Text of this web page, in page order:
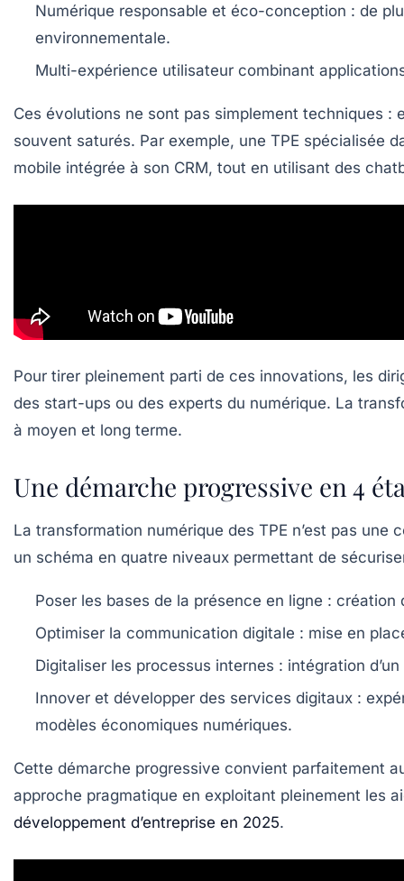
Numérique responsable et éco-conception : de
environnementale.
Multi-expérience utilisateur combinant
Ces évolutions ne sont pas simplement techniques
souvent saturés. Par exemple, une TPE spécialisée
mobile intégrée à son CRM, tout en utilisant des
Pour tirer pleinement parti de ces innovations, les
des start-ups ou des experts du numérique. La
à moyen et long terme.
Une démarche progressive en 4
La transformation numérique des TPE n’est pas une
un schéma en quatre niveaux permettant de
Poser les bases de la présence en ligne : création
Optimiser la communication digitale : mise en
Digitaliser les processus internes : intégration
Innover et développer des services digitaux :
modèles économiques numériques.
Cette démarche progressive convient parfaitement
approche pragmatique en exploitant pleinement les
développement d’entreprise en 2025.